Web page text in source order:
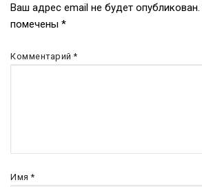
Навигация
по
записям
Ваш адрес email не будет опубликован.
помечены *
Комментарий*
Имя*